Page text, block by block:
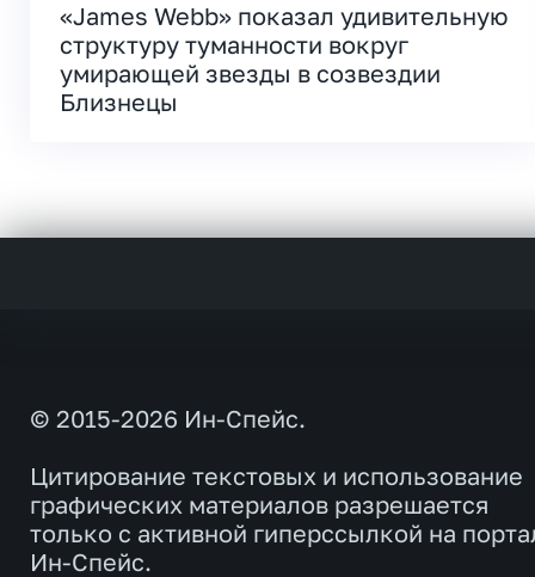
«James Webb» показал удивительную
структуру туманности вокруг
умирающей звезды в созвездии
Близнецы
© 2015-2026 Ин-Спейс.
Цитирование текстовых и использование
графических материалов разрешается
только с активной гиперссылкой на
Ин-Спейс.